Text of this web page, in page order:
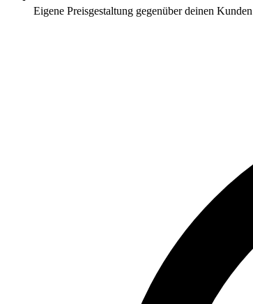
Eigene Preisgestaltung gegenüber deinen Kunden